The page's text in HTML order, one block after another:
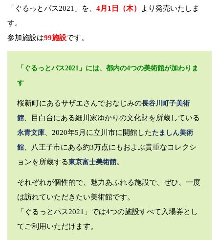
「ぐるっとパス2021」を、 4月1日（木）
より発売いたしま
す。
参加施設は99施設です。
「ぐるっとパス2021」には、都内の4つの美術館が加わりま
す
桜新町にあるサザエさんでおなじみの長谷川町子美術
館 、目白台にある細川家ゆかりの文化財を所蔵している
永青文庫 、2020年5月に立川市に開館した たましん美術
館 、八王子市にある約3万点にもおよぶ貴重なコレクシ
ョンを所蔵する東京富士美術館。
それぞれが個性的で、魅力あふれる施設で、ぜひ、一度
は訪れていただきたい美術館です。
「ぐるっとパス2021」では4つの施設すべて入場券とし
てご利用いただけます。